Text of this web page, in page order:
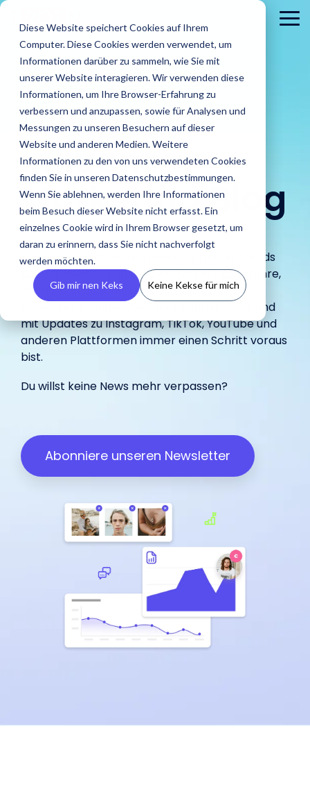
Diese Website speichert Cookies auf Ihrem
Computer. Diese Cookies werden verwendet, um
Informationen darüber zu sammeln, wie Sie mit
unserer Website interagieren. Wir verwenden diese
Informationen, um Ihre Browser-Erfahrung zu
verbessern und anzupassen, sowie für Analysen und
Messungen zu unseren Besuchern auf dieser
Website und anderen Medien. Weitere
Informationen zu den von uns verwendeten Cookies
finden Sie in unseren Datenschutzbestimmungen.
Wenn Sie ablehnen, werden Ihre Informationen
beim Besuch dieser Website nicht erfasst. Ein
einzelnes Cookie wird in Ihrem Browser gesetzt, um
daran zu erinnern, dass Sie nicht nachverfolgt
werden möchten.
Gib mir nen Keks Keine Kekse für mich
Skip
the
main
content.
Finde Creator
Finde starke
Influencer und
Creator weltweit
mit der KI-
gestützten
IROIN®.
Analysiere
Zielgruppen
Vermeide Fake
Following und lerne
schon vor Beginn
einer Kooperation
Influencer.
CRM
Influencer Marketing auf allen
Facebook TikTok
Agenturen
Finde heraus
wie IROIN®
Agenturen bei
der
Umsetzung
von Influencer
Kampagnen
Brands
Finde
heraus wie
IROIN®
Marken bei
Umsetzung
ihrer
in-house
unterstützt.
Blog
In unserem Blog
aktuelle Artikel
und spannende
Beiträge rund
um Influencer
IROINs®
Rising Stars
Zehn Creator,
die uns diesen
auf Instagram,
TikTok, Twitch &
YouTube
haben.
Guides &
Reports
Tipps für
erfolgreiches
Marketing.
Das sind wir
Einblick in unser
Unternehmen wir
stellen uns vor.
Karriere
Traumkarrieren
Entdecke deine
Zukunft.
Wir freuen uns über dein
Feedback:
DerIROIN®
Influencer
Marketing Blog
Entdecke die neuesten News, Tipps und Trends
aus der Welt des Influencer Marketings. Erfahre,
wie du erfolgreiche Kampagnenstrategien
entwickelst, innovative Tools optimal nutzt und
mit Updates zuInstagram,TikTok,YouTubeund
anderen Plattformen immer einen Schritt voraus
bist.
Du willst keine News mehr verpassen?
Abonniere unseren Newsletter